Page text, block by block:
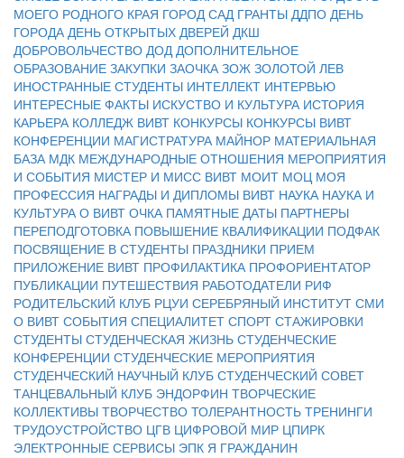
МОЕГО РОДНОГО КРАЯ ГОРОД САД ГРАНТЫ ДДПО ДЕНЬ
ГОРОДАДЕНЬ ОТКРЫТЫХ ДВЕРЕЙ ДКШ
ДОБРОВОЛЬЧЕСТВО ДОДДОПОЛНИТЕЛЬНОЕ
ОБРАЗОВАНИЕ ЗАКУПКИ ЗАОЧКАЗОЖ ЗОЛОТОЙ ЛЕВ
ИНОСТРАННЫЕ СТУДЕНТЫ ИНТЕЛЛЕКТ ИНТЕРВЬЮ
ИНТЕРЕСНЫЕ ФАКТЫ ИСКУСТВО И КУЛЬТУРА ИСТОРИЯ
КАРЬЕРА КОЛЛЕДЖ ВИВТ КОНКУРСЫ КОНКУРСЫ ВИВТ
КОНФЕРЕНЦИИ МАГИСТРАТУРА МАЙНОР МАТЕРИАЛЬНАЯ
БАЗА МДК МЕЖДУНАРОДНЫЕ ОТНОШЕНИЯ МЕРОПРИЯТИЯ
И СОБЫТИЯ МИСТЕР И МИСС ВИВТ МОИТ МОЦ МОЯ
ПРОФЕССИЯ НАГРАДЫ И ДИПЛОМЫ ВИВТ НАУКА НАУКА И
КУЛЬТУРАО ВИВТ ОЧКА ПАМЯТНЫЕ ДАТЫ ПАРТНЕРЫ
ПЕРЕПОДГОТОВКА ПОВЫШЕНИЕ КВАЛИФИКАЦИИ ПОДФАК
ПОСВЯЩЕНИЕ В СТУДЕНТЫ ПРАЗДНИКИ ПРИЕМ
ПРИЛОЖЕНИЕ ВИВТ ПРОФИЛАКТИКА ПРОФОРИЕНТАТОР
ПУБЛИКАЦИИ ПУТЕШЕСТВИЯ РАБОТОДАТЕЛИ РИФ
РОДИТЕЛЬСКИЙ КЛУБ РЦУИ СЕРЕБРЯНЫЙ ИНСТИТУТ СМИ
О ВИВТ СОБЫТИЯ СПЕЦИАЛИТЕТ СПОРТ СТАЖИРОВКИ
СТУДЕНТЫ СТУДЕНЧЕСКАЯ ЖИЗНЬ СТУДЕНЧЕСКИЕ
КОНФЕРЕНЦИИ СТУДЕНЧЕСКИЕ МЕРОПРИЯТИЯ
СТУДЕНЧЕСКИЙ НАУЧНЫЙ КЛУБ СТУДЕНЧЕСКИЙ СОВЕТ
ТАНЦЕВАЛЬНЫЙ КЛУБ ЭНДОРФИН ТВОРЧЕСКИЕ
КОЛЛЕКТИВЫ ТВОРЧЕСТВО ТОЛЕРАНТНОСТЬ ТРЕНИНГИ
ТРУДОУСТРОЙСТВО ЦГВ ЦИФРОВОЙ МИР ЦПИРК
ЭЛЕКТРОННЫЕ СЕРВИСЫ ЭПК Я ГРАЖДАНИН